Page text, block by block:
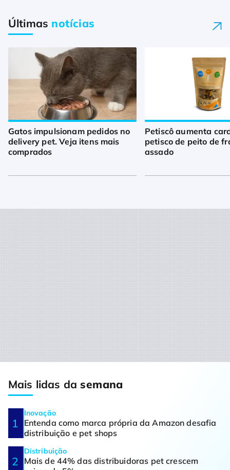
Últimas notícias
Gatos impulsionam pedidos no
delivery pet. Veja itens mais
comprados
Petiscô aumenta
petisco de peito de
assado
Mais lidas dasemana
Inovação
Entenda como marca própria da Amazon desafia
distribuição e pet shops
Distribuição
Mais de 44% das distribuidoras pet crescem